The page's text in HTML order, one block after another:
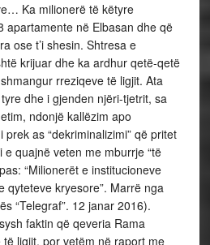
Ka milionerë të këtyre
apartamente në Elbasan dhe që
ose t’i shesin. Shtresa e
krijuar dhe ka ardhur qetë-qetë
rreziqeve të ligjit. Ata
dhe i gjenden njëri-tjetrit, sa
ndonjë kallëzim apo
as “dekriminalizimi” që pritet
quajnë veten me mburrje “të
“Milionerët e institucioneve
qyteteve kryesore”. Marrë nga
“Telegraf”. 12 janar 2016).
faktin që qeveria Rama
ligjit, por vetëm në raport me